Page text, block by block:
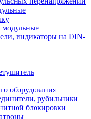
индикаторы на DIN-
оборудования
рубильники
блокировки